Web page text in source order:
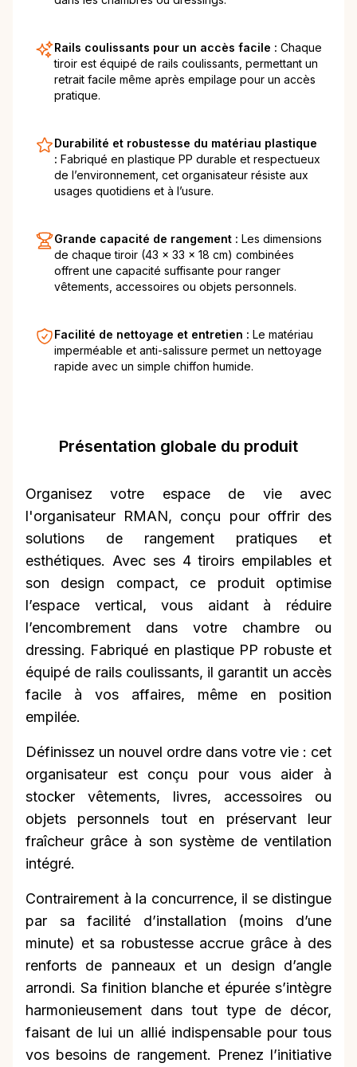
Rails coulissants pour un accès facile : Chaque
tiroir est équipé de rails coulissants, permettant un
retrait facile même après empilage pour un accès
pratique.
Durabilité et robustesse du matériau plastique
: Fabriqué en plastique PP durable et respectueux
de l’environnement, cet organisateur résiste aux
usages quotidiens et à l’usure.
Grande capacité de rangement : Les dimensions
de chaque tiroir (43 x 33 x 18 cm) combinées
offrent une capacité suffisante pour ranger
vêtements, accessoires ou objets personnels.
Facilité de nettoyage et entretien : Le matériau
imperméable et anti-salissure permet un nettoyage
rapide avec un simple chiffon humide.
Présentation globale du produit
Organisez votre espace de vie avec
l'organisateur RMAN, conçu pour offrir des
solutions de rangement pratiques et
esthétiques. Avec ses 4 tiroirs empilables et
son design compact, ce produit optimise
l’espace vertical, vous aidant à réduire
l’encombrement dans votre chambre ou
dressing. Fabriqué en plastique PP robuste et
équipé de rails coulissants, il garantit un accès
facile à vos affaires, même en position
empilée.
Définissez un nouvel ordre dans votre vie : cet
organisateur est conçu pour vous aider à
stocker vêtements, livres, accessoires ou
objets personnels tout en préservant leur
fraîcheur grâce à son système de ventilation
intégré.
Contrairement à la concurrence, il se distingue
par sa facilité d’installation (moins d’une
minute) et sa robustesse accrue grâce à des
renforts de panneaux et un design d’angle
arrondi. Sa finition blanche et épurée s’intègre
harmonieusement dans tout type de décor,
faisant de lui un allié indispensable pour tous
vos besoins de rangement. Prenez l’initiative